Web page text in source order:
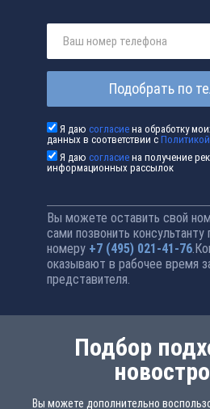
Подобрать по
Я даюсогласие на обработку
данных в соответствии с
Я даюсогласие на получение
информационных рассылок
Вы можете оставить свой
сами позвонить
номеру +7 (495) 021-41-76
оказывают в рабочее время
представителя.
Подбор
Вы можете дополнительно